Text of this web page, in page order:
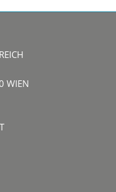
WIEN